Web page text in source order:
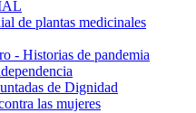
de plantas medicinales
- Historias de pandemia
de Dignidad
las mujeres